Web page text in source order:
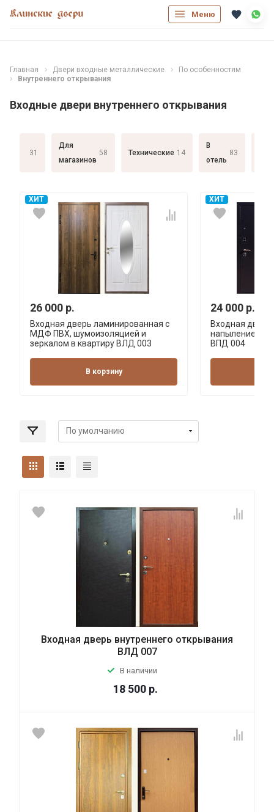
Меню
Главная Двери входные металлические
По особенностям
Внутреннего открывания
Входные двери внутреннего открывания
31
Для
магазинов
58 Технические 14
В
отель
83
ХИТ
26 000 р.
Входная дверь ламинированная с
МДФ ПВХ, шумоизоляцией и
зеркалом в квартиру ВЛД 003
В корзину
ХИТ
24 000 р.
Входная
напылением +
ВПД 004
Входная дверь внутреннего открывания
ВЛД 007
В наличии
18 500 р.